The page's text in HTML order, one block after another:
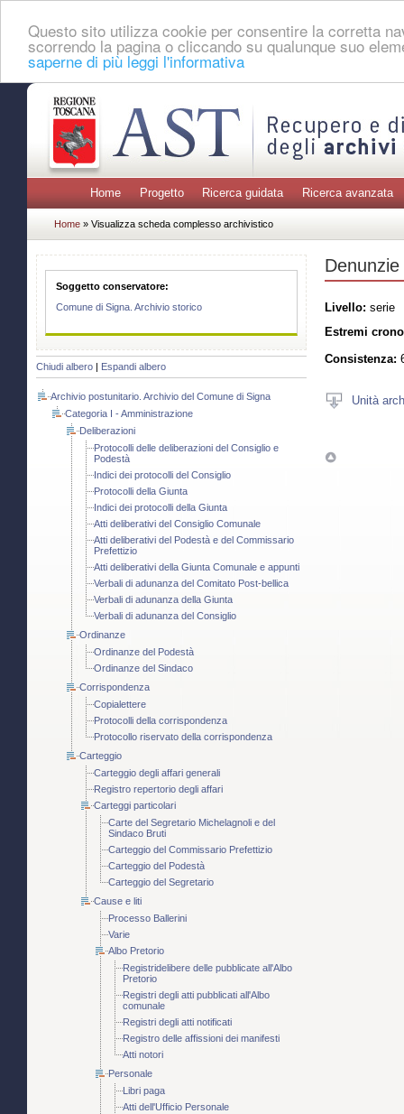
Questo sito utilizza cookie per consentire la corretta
scorrendo la pagina o cliccando su qualunque suo
saperne di più leggi l'informativa
Home Progetto Ricerca guidata Ricerca avanzata
Home » Visualizza scheda complesso archivistico
Soggetto conservatore:
Comune di Signa. Archivio storico
Chiudi albero Espandi albero
Archivio postunitario. Archivio del Comune di Signa
Categoria I - Amministrazione
Deliberazioni
Protocolli delle deliberazioni del Consiglio e
Podestà
Indici dei protocolli del Consiglio
Protocolli della Giunta
Indici dei protocolli della Giunta
Atti deliberativi del Consiglio Comunale
Atti deliberativi del Podestà e del Commissario
Prefettizio
Atti deliberativi della Giunta Comunale e appunti
Verbali di adunanza del Comitato Post-bellica
Verbali di adunanza della Giunta
Verbali di adunanza del Consiglio
Ordinanze
Ordinanze del Podestà
Ordinanze del Sindaco
Corrispondenza
Copialettere
Protocolli della corrispondenza
Protocollo riservato della corrispondenza
Carteggio
Carteggio degli affari generali
Registro repertorio degli affari
Carteggi particolari
Carte del Segretario Michelagnoli e del
Sindaco Bruti
Carteggio del Commissario Prefettizio
Carteggio del Podestà
Carteggio del Segretario
Cause e liti
Processo Ballerini
Varie
Albo Pretorio
Registridelibere delle pubblicate all'Albo
Pretorio
Registri degli atti pubblicati all'Albo
comunale
Registri degli atti notificati
Registro delle affissioni dei manifesti
Atti notori
Personale
Libri paga
Atti dell'Ufficio Personale
Livello: serie
Estremi
Consistenza:
Unità